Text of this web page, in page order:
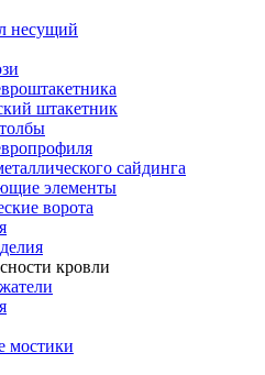
несущий
штакетник
сайдинга
элементы
ворота
кровли
мостики